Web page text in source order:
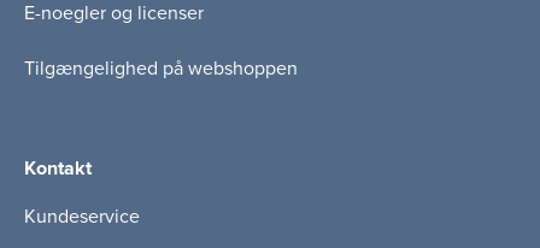
E-noegler og licenser
Tilgængelighed på webshoppen
Kontakt
Kundeservice